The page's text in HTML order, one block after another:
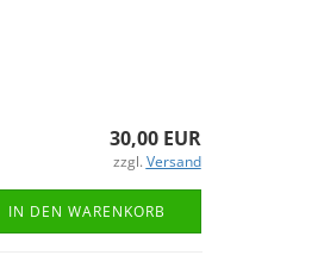
30,00 EUR
zzgl. Versand
IN DEN WARENKORB